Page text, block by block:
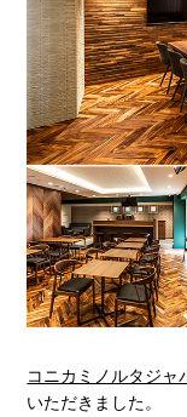
コニカミノルタジャ
いただきました。